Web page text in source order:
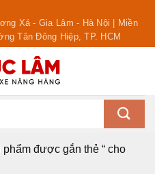
Xá - Gia Lâm - Hà Nội | Miền
Tân Đông Hiệp, TP. HCM
phẩm được gắn thẻ “ cho